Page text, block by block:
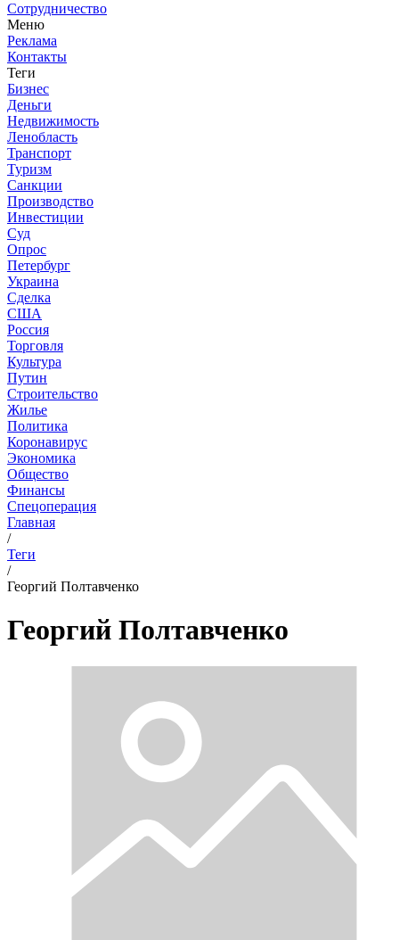
Сотрудничество
Меню
Реклама
Контакты
Теги
Бизнес
Деньги
Недвижимость
Ленобласть
Транспорт
Туризм
Санкции
Производство
Инвестиции
Суд
Опрос
Петербург
Украина
Сделка
США
Россия
Торговля
Культура
Путин
Строительство
Жилье
Политика
Коронавирус
Экономика
Общество
Финансы
Спецоперация
Главная
/
Теги
/
Георгий Полтавченко
Георгий Полтавченко